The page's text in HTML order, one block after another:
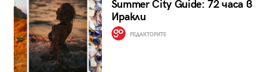
Summer City Guide: 72 часа в
Иракли
РЕДАКТОРИТЕ